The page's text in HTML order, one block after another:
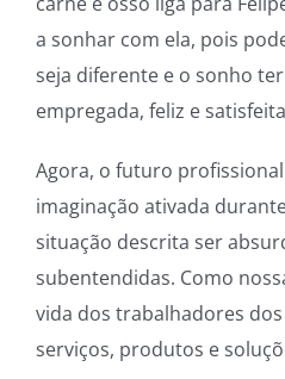
a sonhar com ela, pois
seja diferente e o sonho
empregada, feliz e
Agora, o futuro
imaginação ativada
situação descrita ser
subentendidas. Como
vida dos trabalhadores
serviços, produtos e